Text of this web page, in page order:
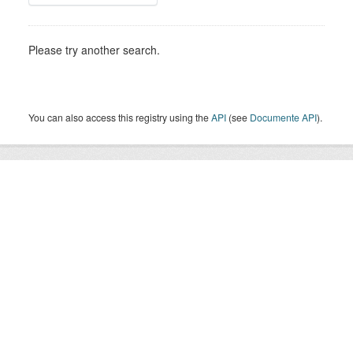
Please try another search.
You can also access this registry using theAPI (see Documente API).